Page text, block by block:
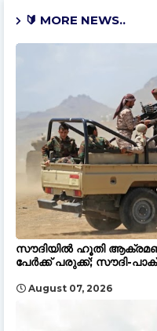
🔰 MORE NEWS..
സൗദിയിൽ ഹൂതി
പേർക്ക് പരുക്ക്; സൗദി-
August 07, 2026